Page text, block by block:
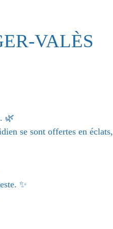
VALÈS
🌿
se sont offertes en éclats,
✨